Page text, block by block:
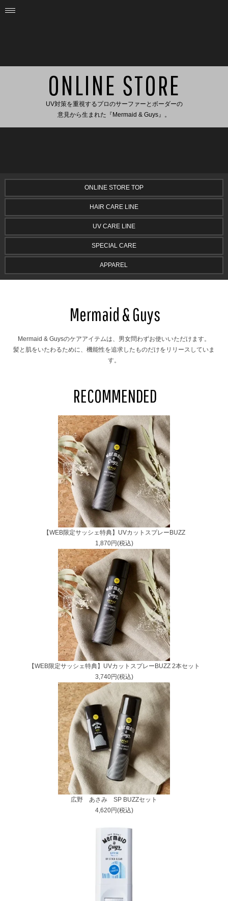
ONLINE STORE
UV対策を重視するプロのサーファーとボーダーの
意見から生まれた『Mermaid & Guys』。
ONLINE STORE TOP
HAIR CARE LINE
UV CARE LINE
SPECIAL CARE
APPAREL
Mermaid & Guys
Mermaid & Guysのケアアイテムは、男女問わずお使いいただけます。
髪と肌をいたわるために、機能性を追求したものだけをリリースしていま
す。
RECOMMENDED
【WEB限定サッシェ特典】UVカットスプレーBUZZ
1,870円(税込)
【WEB限定サッシェ特典】UVカットスプレーBUZZ 2本セット
3,740円(税込)
広野 あさみ SP BUZZセット
4,620円(税込)